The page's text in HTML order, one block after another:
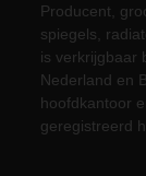
Producent,
spiegels,
is verkrijgbaar
Nederland en
hoofdkantoor
geregistreerd